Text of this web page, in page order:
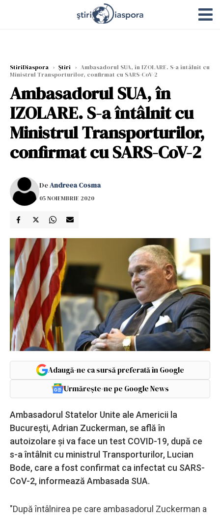
StiriDiaspora › Știri › Ambasadorul SUA, în IZOLARE. S-a întâlnit cu
Ministrul Transporturilor, confirmat cu SARS-CoV-2
Ambasadorul SUA, în
IZOLARE. S-a întâlnit cu
Ministrul Transporturilor,
confirmat cu SARS-CoV-2
DeAndreea Cosma
05 NOIEMBRIE 2020
Adaugă-ne ca sursă preferată în Google
Urmărește-ne pe Google News
Ambasadorul Statelor Unite ale Americii la
Bucureşti, Adrian Zuckerman, se află în
autoizolare şi va face un test COVID-19, după ce
s-a întâlnit cu ministrul Transporturilor, Lucian
Bode, care a fost confirmat ca infectat cu SARS-
CoV-2, informează Ambasada SUA.
"După întâlnirea pe care ambasadorul Zuckerman a